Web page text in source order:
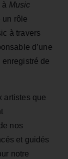
à Music
un rôle
à travers
d’une
de
artistes que
nos
et guidés
notre